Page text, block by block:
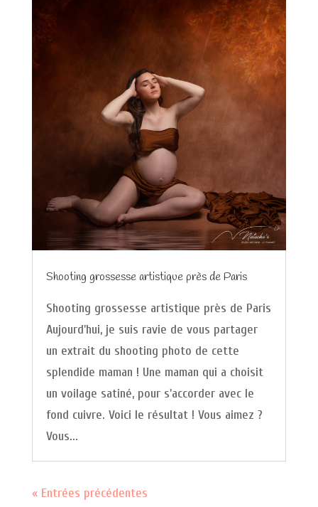
Shooting grossesse artistique près de Paris
Shooting grossesse artistique près de Paris
Aujourd'hui, je suis ravie de vous partager
un extrait du shooting photo de cette
splendide maman ! Une maman qui a choisit
un voilage satiné, pour s'accorder avec le
fond cuivre. Voici le résultat ! Vous aimez ?
Vous...
« Entrées précédentes